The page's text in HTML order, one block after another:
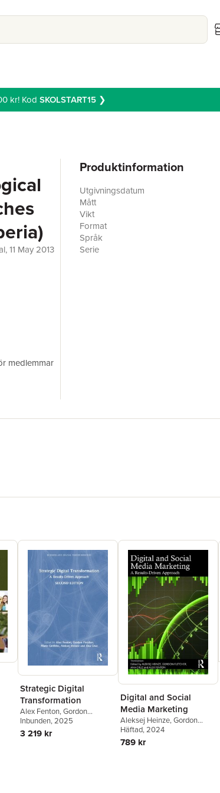
kr! Kod SKOLSTART15❯
11 May 2013
medlemmar
Produktinformation
Utgivningsdatum
Mått
Vikt
Format
Språk
Serie
Strategic Digital
Transformation
Alex Fenton,Gordon
Fletcher,Marie Griffiths
Aleksej Heinze
Inbunden, 2025
3 219 kr
Digital and Social
Media Marketing
Aleksej Heinze,Gordon
Fletcher,Ana Cruz
Fenton
Häftad, 2024
789 kr